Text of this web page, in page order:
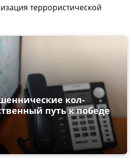
террористической
кол-
путь к победе